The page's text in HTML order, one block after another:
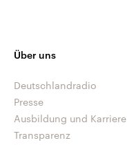
Über uns
Deutschlandradio
Presse
Ausbildung und Karriere
Transparenz